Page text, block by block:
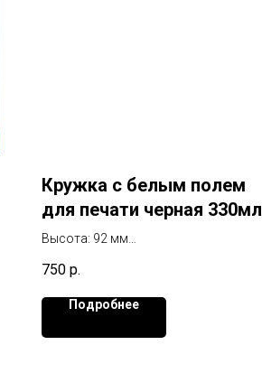
Кружка с белым полем
для печати черная 330мл
Высота: 92 мм
Размер изображения: 200х80 мм
750 р.
Подробнее